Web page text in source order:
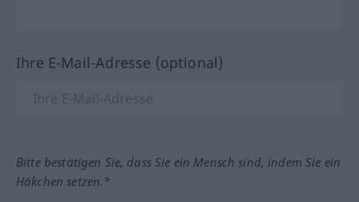
Ihre E-Mail-Adresse (optional)
Bitte bestätigen Sie, dass Sie ein Mensch sind, indem Sie ein
Häkchen setzen.*